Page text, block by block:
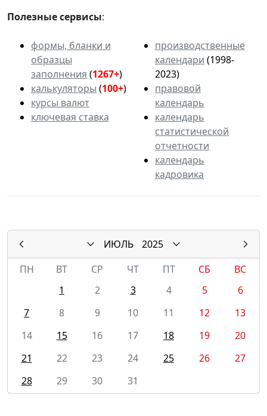
Полезные сервисы:
формы, бланки и
образцы
заполнения (1267+)
калькуляторы (100+)
курсы валют
ключевая ставка
производственные
календари (1998-
2023)
правовой
календарь
календарь
статистической
отчетности
календарь
кадровика
ИЮЛЬ
2025
ПН
ВТ СР ЧТ ПТ СБ
ВС
1
2 3 4 5
6
7
8 9 10 11 12
13
14
15 16 17 18 19
20
21
22 23 24 25 26
27
28
29 30 31